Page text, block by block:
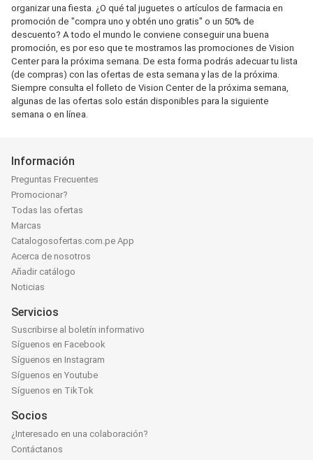
organizar una fiesta. ¿O qué tal juguetes o artículos de farmacia en
promoción de "compra uno y obtén uno gratis" o un 50% de
descuento? A todo el mundo le conviene conseguir una buena
promoción, es por eso que te mostramos las promociones de Vision
Center para la próxima semana. De esta forma podrás adecuar tu lista
(de compras) con las ofertas de esta semana y las de la próxima.
Siempre consulta el folleto de Vision Center de la próxima semana,
algunas de las ofertas solo están disponibles para la siguiente
semana o en línea.
Información
Preguntas Frecuentes
Promocionar?
Todas las ofertas
Marcas
Catalogosofertas.com.pe App
Acerca de nosotros
Añadir catálogo
Noticias
Servicios
Suscribirse al boletín informativo
Síguenos en Facebook
Síguenos en Instagram
Síguenos en Youtube
Síguenos en TikTok
Socios
¿Interesado en una colaboración?
Contáctanos